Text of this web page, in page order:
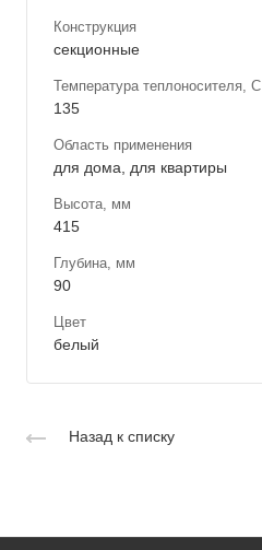
Конструкция
секционные
Температура теплоносителя, С
135
Область применения
для дома, для квартиры
Высота, мм
415
Глубина, мм
90
Цвет
белый
Назад к списку